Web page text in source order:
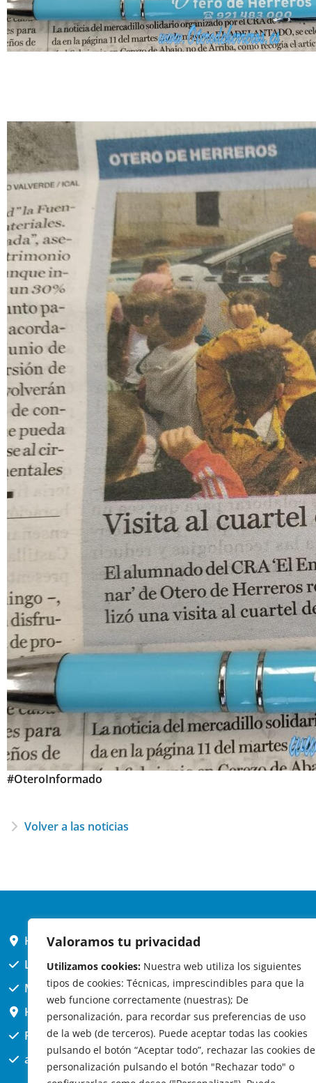
Valoramos tu privacidad
Utilizamos cookies: Nuestra web utiliza los siguientes
tipos de cookies: Técnicas, imprescindibles para que la
web funcione correctamente (nuestras); De
personalización, para recordar sus preferencias de uso
de la web (de terceros). Puede aceptar todas las cookies
pulsando el botón “Aceptar todo”, rechazar las cookies de
personalización pulsando el botón "Rechazar todo" o
#OteroInformado
Volver a las noticias
HORARIO AYUNTAMIENTO
L,X,J,V 9 a 14h
MARTES cerrado atención presencial
HORARIO ARQUITECTO
Presencial jueves 12h a 14:30
att. telefónica jueves 10 a 14:30h.